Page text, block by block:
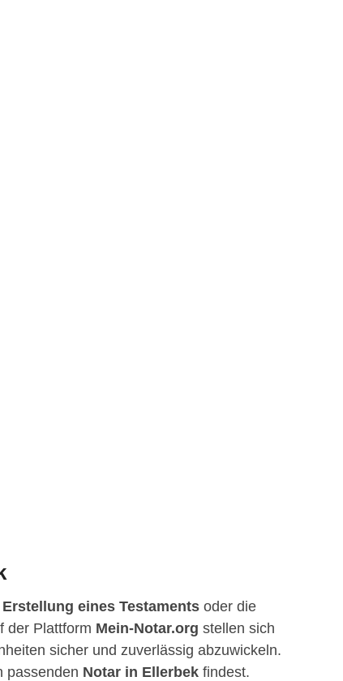
Erstellung eines Testaments oder die
der Plattform Mein-Notar.org stellen sich
sicher und zuverlässig abzuwickeln.
passenden Notar in Ellerbek findest.